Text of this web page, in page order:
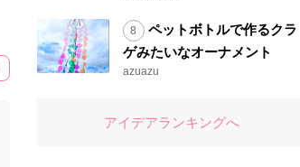
ペットボトルで作るクラ
ゲみたいなオーナメント
azuazu
アイデアランキングへ